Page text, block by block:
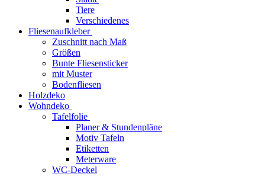
Tiere
Verschiedenes
Fliesenaufkleber
Zuschnitt nach Maß
Größen
Bunte Fliesensticker
mit Muster
Bodenfliesen
Holzdeko
Wohndeko
Tafelfolie
Planer & Stundenpläne
Motiv Tafeln
Etiketten
Meterware
WC-Deckel